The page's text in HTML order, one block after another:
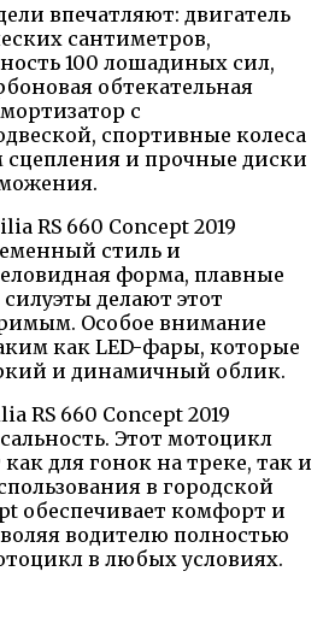
впечатляют: двигатель
сантиметров,
100 лошадиных сил,
обтекательная
с
спортивные колеса
и прочные диски
RS 660 Concept 2019
стиль и
форма, плавные
делают этот
Особое внимание
как LED-фары, которые
и динамичный облик.
RS 660 Concept 2019
Этот мотоцикл
для гонок на треке, так и
в городской
обеспечивает комфорт и
водителю полностью
в любых условиях.